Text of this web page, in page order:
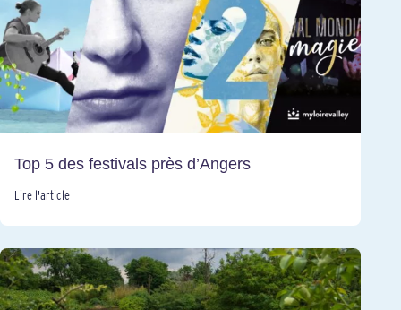
Top 5 des festivals près d’Angers
Lire l'article